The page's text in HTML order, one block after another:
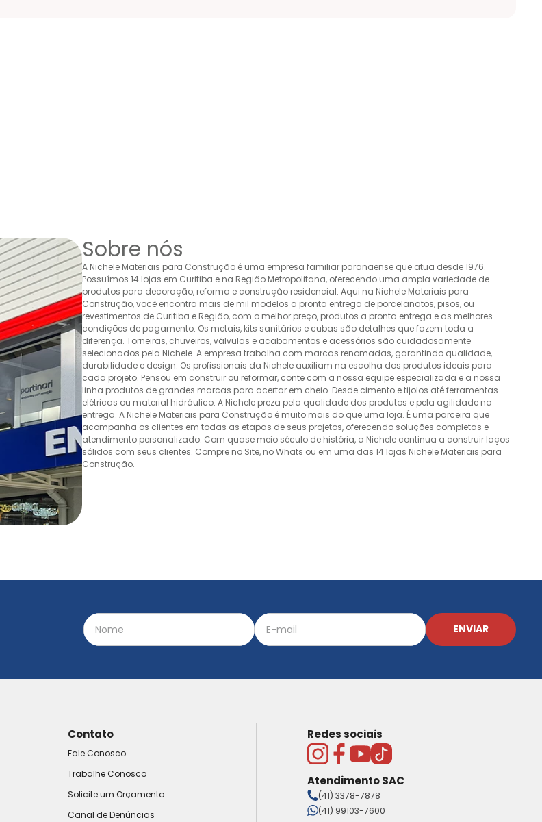
Sobre nós
A Nichele Materiais para Construção é uma empresa familiar paranaense que atua desde 1976.
Possuímos 14 lojas em Curitiba e na Região Metropolitana, oferecendo uma ampla variedade de
produtos para decoração, reforma e construção residencial. Aqui na Nichele Materiais para
Construção, você encontra mais de mil modelos a pronta entrega de porcelanatos, pisos, ou
revestimentos de Curitiba e Região, com o melhor preço, produtos a pronta entrega e as melhores
condições de pagamento. Os metais, kits sanitários e cubas são detalhes que fazem toda a
diferença. Torneiras, chuveiros, válvulas e acabamentos e acessórios são cuidadosamente
selecionados pela Nichele. A empresa trabalha com marcas renomadas, garantindo qualidade,
durabilidade e design. Os profissionais da Nichele auxiliam na escolha dos produtos ideais para
cada projeto. Pensou em construir ou reformar, conte com a nossa equipe especializada e a nossa
linha produtos de grandes marcas para acertar em cheio. Desde cimento e tijolos até ferramentas
elétricas ou material hidráulico. A Nichele preza pela qualidade dos produtos e pela agilidade na
entrega. A Nichele Materiais para Construção é muito mais do que uma loja. É uma parceira que
acompanha os clientes em todas as etapas de seus projetos, oferecendo soluções completas e
atendimento personalizado. Com quase meio século de história, a Nichele continua a construir laços
sólidos com seus clientes. Compre no Site, no Whats ou em uma das 14 lojas Nichele Materiais para
Construção.
ENVIAR
Contato
Fale Conosco
Trabalhe Conosco
Solicite um Orçamento
Canal de Denúncias
Redes sociais
Atendimento SAC
(41) 3378-7878
(41) 99103-7600